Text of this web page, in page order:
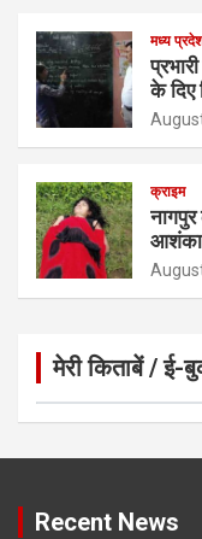
मध्य
के दिए
क्राइम
आशंका
मेरी किताबें / ई-
Recent News